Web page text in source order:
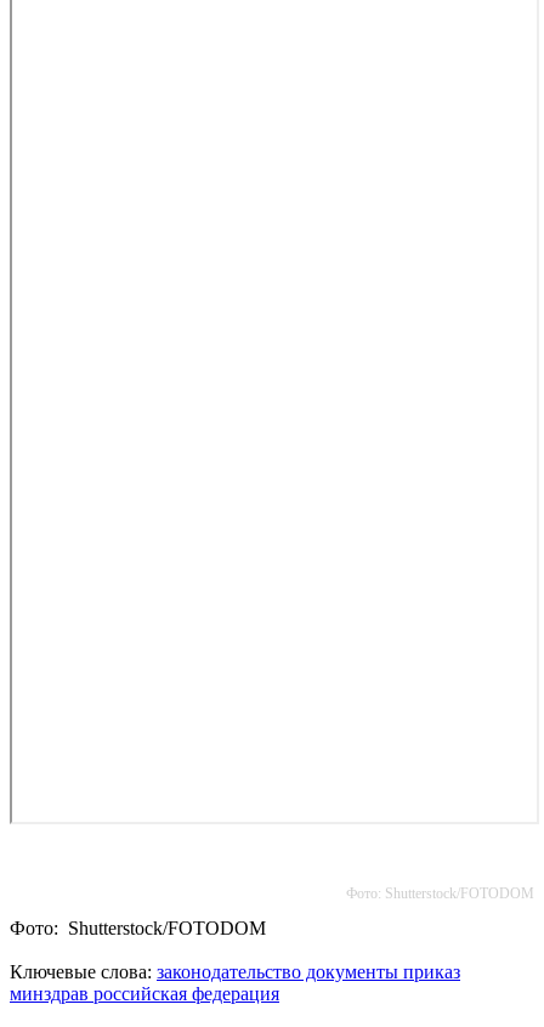
Фото: Shutterstoсk/FOTODOM
Фото: Shutterstoсk/FOTODOM
Ключевые слова: законодательство документы приказ
минздрав российская федерация